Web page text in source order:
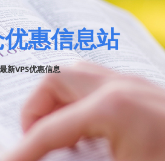
惠信息站
最新VPS优惠信息